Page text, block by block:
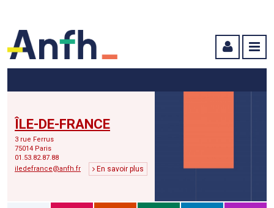
ÎLE-DE-FRANCE
3 rue Ferrus
75014 Paris
01.53.82.87.88
iledefrance@anfh.fr
En savoir plus